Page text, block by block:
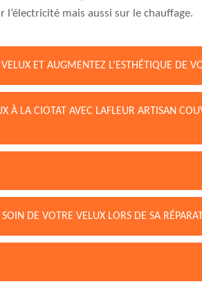
l’électricité mais aussi sur le chauffage.
ET AUGMENTEZ L’ESTHÉTIQUE DE
À LA CIOTAT AVEC LAFLEUR ARTISAN
DE VOTRE VELUX LORS DE SA